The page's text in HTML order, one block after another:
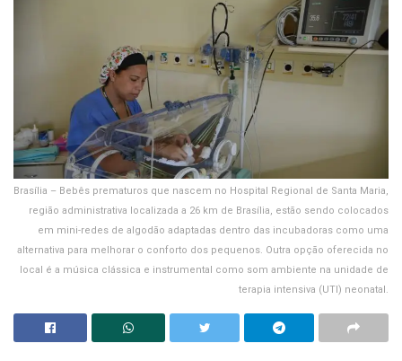
Brasília – Bebês prematuros que nascem no Hospital Regional de Santa Maria,
região administrativa localizada a 26 km de Brasília, estão sendo colocados
em mini-redes de algodão adaptadas dentro das incubadoras como uma
alternativa para melhorar o conforto dos pequenos. Outra opção oferecida no
local é a música clássica e instrumental como som ambiente na unidade de
terapia intensiva (UTI) neonatal.